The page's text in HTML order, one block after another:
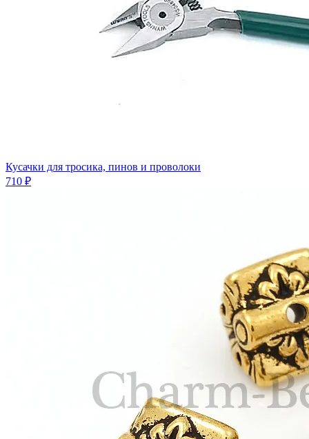
Кусачки для тросика, пинов и проволоки
710 ₽